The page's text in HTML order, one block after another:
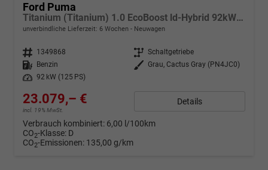
Ford Puma
Titanium (Titanium) 1.0 EcoBoost ld-Hybrid 92kW (125 PS) 7-Gang-DSG
unverbindliche Lieferzeit: 6 Wochen Neuwagen
Fahrzeugnr. 1349868 Getriebe Schaltgetriebe
Kraftstoff
Benzin Außenfarbe
Grau, Cactus Gray (PN4JC0)
Leistung
92 kW (125 PS)
23.079,– €
incl. 19% MwSt.
Details
Verbrauch kombiniert: 6,00 l/100km
CO2-Klasse: D
CO2-Emissionen: 135,00 g/km